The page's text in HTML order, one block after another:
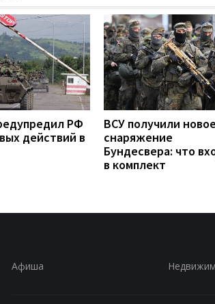
РФ
действий в
ВСУ получили новое
снаряжение
Бундесвера: что
в комплект
Афиша